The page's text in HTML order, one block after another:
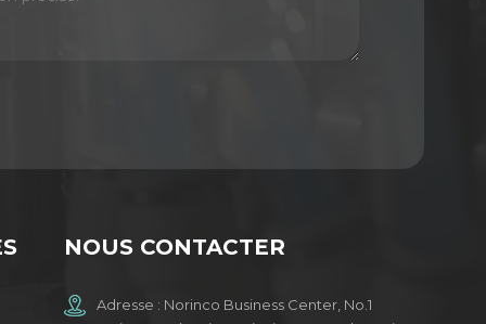
NOUS CONTACTER
Adresse : Norinco Business Center, No.1